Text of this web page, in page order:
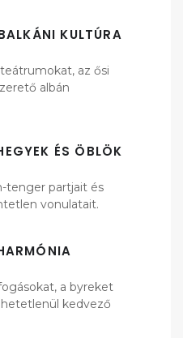
KULTÚRA
az ősi
albán
ÉS ÖBLÖK
tenger partjait és
vonulatait.
a byreket
kedvező